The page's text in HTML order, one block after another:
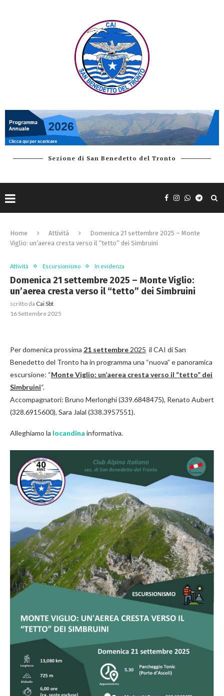
Sezione di San Benedetto del Tronto
Home Attività
Domenica 21 settembre 2025 – Monte
Viglio: un’aerea cresta verso il “tetto” dei Simbruini
Attività Escursionismo In evidenza
Domenica 21 settembre 2025 – Monte Viglio:
un’aerea cresta verso il “tetto” dei Simbruini
scritto da Cai Sbt
16 Settembre 2025
Per domenica prossima 21 settembre 2025 il CAI di San
Benedetto del Tronto ha in programma una “nuova” e panoramica
escursione: “Monte Viglio: un’aerea cresta verso il “tetto” dei
Simbruini“.
Accompagnatori: Bruno Merlonghi (339.6848475), Renato Aubert
(328.6915600), Sara Jalal (338.3957551).
Alleghiamo la locandina informativa.